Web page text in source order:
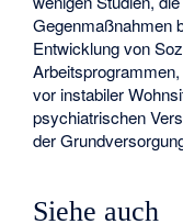
Gegenmaßnahmen
Entwicklung von
vor instabiler
psychiatrischen
der
Siehe auch